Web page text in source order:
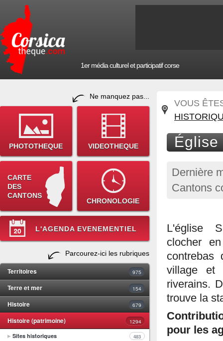
1er média culturel et participatif corse
Ne manquez pas...
PHOTOTHEQUE VIDEOTHEQUE
CARTE
DES
CANTONS
CHRONOLOGIE
L'AGENDA EVENEMENTIEL
Parcourez-ici les rubriques
Territoires 975
Terre et mer 154
Histoire 679
Histoire (patrimoine)
1294
Sites historiques
483
VOUS
Église
Dernière
Cantons
L'église
clocher
contrebas
village et
riverains.
trouve la
pour les